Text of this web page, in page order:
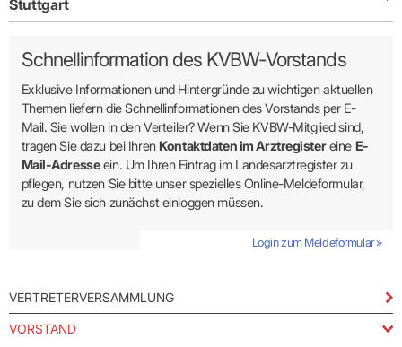
VERTRETERVERSAMMLUNG
VORSTAND
Stuttgart
Schnellinformation des KVBW-Vorstands
Exklusive Informationen und Hintergründe zu wichtigen aktuellen
Themen liefern die Schnellinformationen des Vorstands per E-
Mail. Sie wollen in den Verteiler? Wenn Sie KVBW-Mitglied sind,
tragen Sie dazu bei IhrenKontakt­daten im Arztregistereine E-
Mail-Adresseein. Um Ihren Eintrag im Landes­arzt­register zu
pflegen, nutzen Sie bitte unser spezielles Online-Melde­formular,
zu dem Sie sich zunächst einloggen müssen.
Login zum Meldeformular »